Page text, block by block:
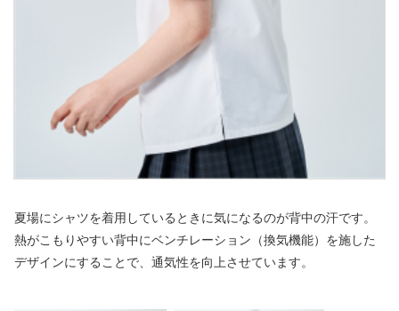
夏場にシャツを着用しているときに気になるのが背中の汗です。
熱がこもりやすい背中にベンチレーション（換気機能）を施した
デザインにすることで、通気性を向上させています。